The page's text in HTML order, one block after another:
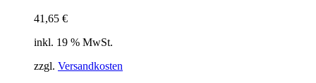
41,65 €
inkl. 19 % MwSt.
zzgl. Versandkosten